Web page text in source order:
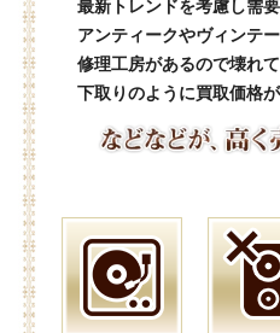
最新トレンドを考慮し需
アンティークやヴィンテ
修理工房があるので壊れ
下取りのように買取価格が